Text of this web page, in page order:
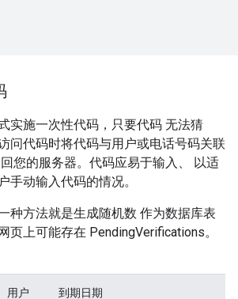
实施一次性代码，只要代码 无法猜
问代码时将代码与用户或电话号码关联
您的服务器。代码应易于输入、 以适
手动输入代码的情况。
种方法就是生成随机数 作为数据库表
页上可能存在 PendingVerifications。
用户 到期日期